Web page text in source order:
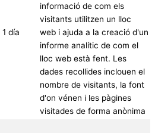
1 día
informació de com els
visitants utilitzen un lloc
web i ajuda a la creació d'un
informe analític de com el
lloc web està fent. Les
dades recollides inclouen el
nombre de visitants, la font
d'on vénen i les pàgines
visitades de forma anònima